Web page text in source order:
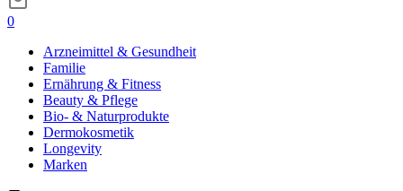
0
Arzneimittel & Gesundheit
Familie
Ernährung & Fitness
Beauty & Pflege
Bio- & Naturprodukte
Dermokosmetik
Longevity
Marken